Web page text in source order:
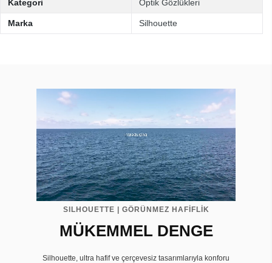
Kategori Optik Gözlükleri
Marka Silhouette
SILHOUETTE | GÖRÜNMEZ HAFİFLİK
MÜKEMMEL DENGE
Silhouette, ultra hafif ve çerçevesiz tasarımlarıyla konforu